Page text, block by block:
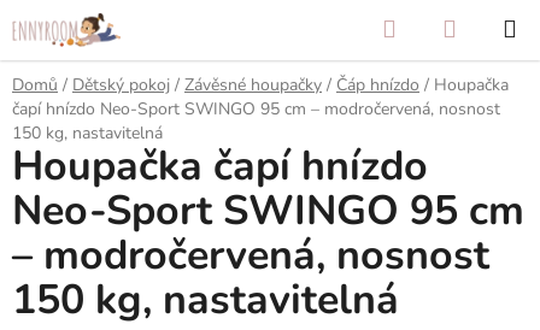
na
obsah
Hledat
KOŠÍK
Domů / Dětský pokoj / Závěsné houpačky / Čáp hnízdo / Houpačka
čapí hnízdo Neo-Sport SWINGO 95 cm – modročervená, nosnost
150 kg, nastavitelná
Houpačka čapí hnízdo
Neo-Sport SWINGO 95 cm
– modročervená, nosnost
150 kg, nastavitelná